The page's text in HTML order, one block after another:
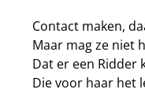
Contact maken,
Maar mag ze niet
Dat er een Ridder
Die voor haar het